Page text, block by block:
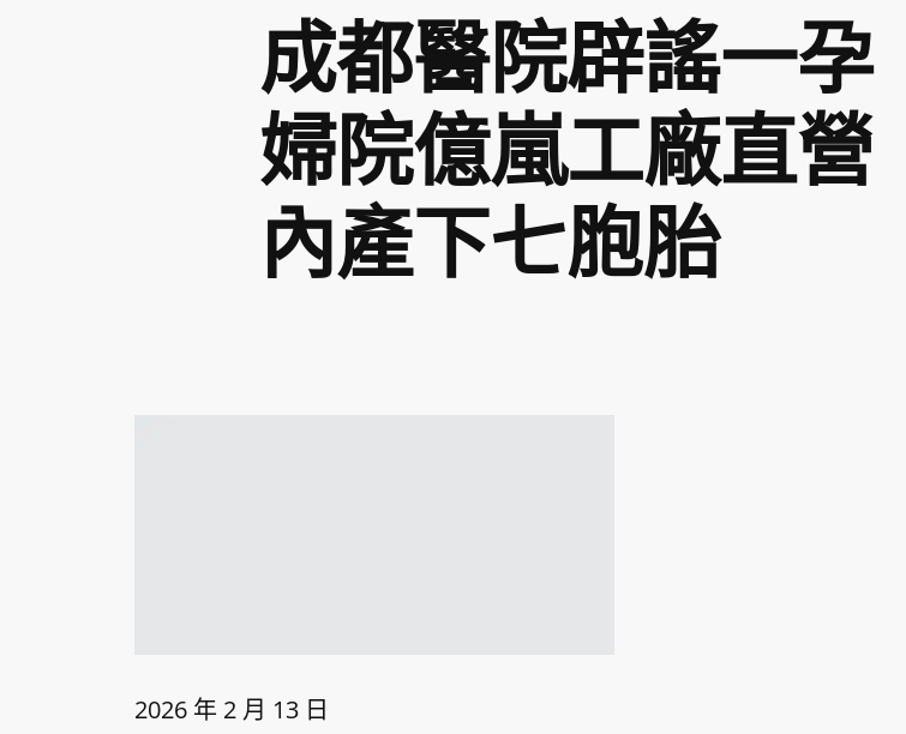
成都醫院辟謠一孕
婦院億嵐工廠直營
內產下七胞胎
2026 年 2 月 13 日